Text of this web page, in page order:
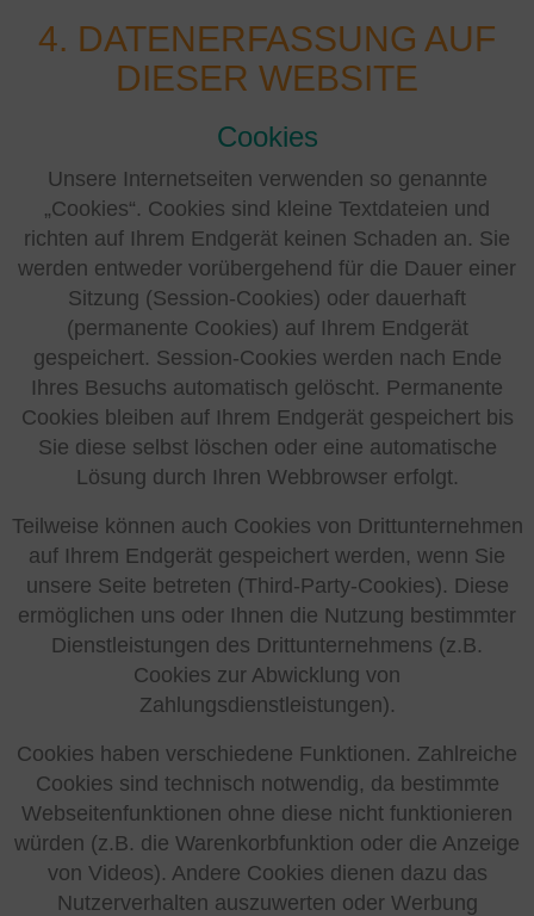
4. DATENERFASSUNG AUF
DIESER WEBSITE
Cookies
Unsere Internetseiten verwenden so genannte
„Cookies“. Cookies sind kleine Textdateien und
richten auf Ihrem Endgerät keinen Schaden an. Sie
werden entweder vorübergehend für die Dauer einer
Sitzung (Session-Cookies) oder dauerhaft
(permanente Cookies) auf Ihrem Endgerät
gespeichert. Session-Cookies werden nach Ende
Ihres Besuchs automatisch gelöscht. Permanente
Cookies bleiben auf Ihrem Endgerät gespeichert bis
Sie diese selbst löschen oder eine automatische
Lösung durch Ihren Webbrowser erfolgt.
Teilweise können auch Cookies von Drittunternehmen
auf Ihrem Endgerät gespeichert werden, wenn Sie
unsere Seite betreten (Third-Party-Cookies). Diese
ermöglichen uns oder Ihnen die Nutzung bestimmter
Dienstleistungen des Drittunternehmens (z.B.
Cookies zur Abwicklung von
Zahlungsdienstleistungen).
Cookies haben verschiedene Funktionen. Zahlreiche
Cookies sind technisch notwendig, da bestimmte
Webseitenfunktionen ohne diese nicht funktionieren
würden (z.B. die Warenkorbfunktion oder die Anzeige
von Videos). Andere Cookies dienen dazu das
Nutzerverhalten auszuwerten oder Werbung